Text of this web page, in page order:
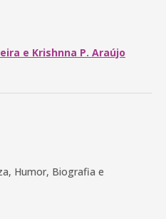
e Krishnna P. Araújo
Humor, Biografia e